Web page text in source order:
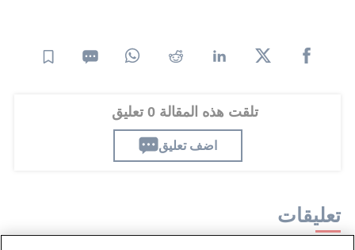
تلقت هذه المقالة 0 تعليق
اضف تعليق
تعليقات